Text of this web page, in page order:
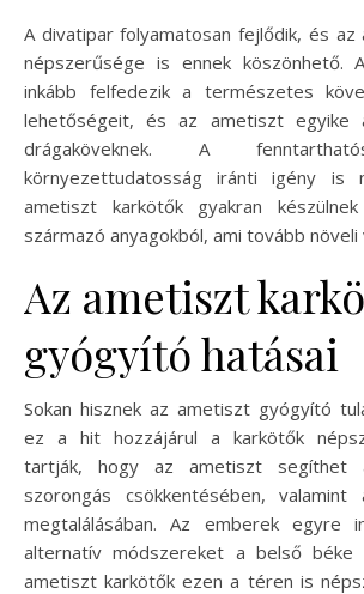
A divatipar folyamatosan fejlődik, és
népszerűsége is ennek köszönhető.
inkább felfedezik a természetes
lehetőségeit, és az ametiszt egyike
drágaköveknek. A
környezettudatosság iránti igény is
ametiszt karkötők gyakran
származó anyagokból, ami tovább
Az ametiszt
gyógyító hatásai
Sokan hisznek az ametiszt gyógyító
ez a hit hozzájárul a karkötők
tartják, hogy az ametiszt
szorongás csökkentésében,
megtalálásában. Az emberek egyre
alternatív módszereket a belső
ametiszt karkötők ezen a téren is